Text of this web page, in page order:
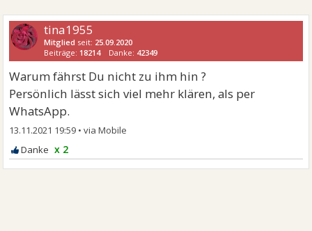
tina1955
Mitglied seit: 25.09.2020
Beiträge: 18214 Danke: 42349
Warum fährst Du nicht zu ihm hin ?
Persönlich lässt sich viel mehr klären, als per
WhatsApp.
13.11.2021 19:59 •
x 2